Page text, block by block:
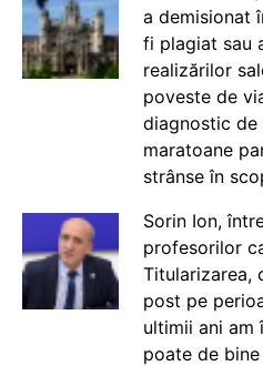
a demisionat
fi plagiat sau
realizărilor
poveste de
diagnostic de
maratoane
strânse în
Sorin Ion,
profesorilor
Titularizarea,
post pe
ultimii ani am
poate de